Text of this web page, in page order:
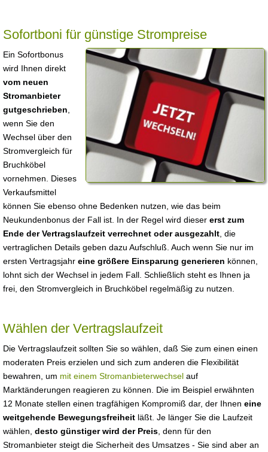
Sofortboni für günstige Strompreise
Ein Sofortbonus
wird Ihnen direkt
vom neuen
Stromanbieter
gutgeschrieben
wenn Sie den
Wechsel über den
Stromvergleich für
Bruchköbel
vornehmen. Dieses
Verkaufsmittel
können Sie ebenso ohne Bedenken nutzen, wie das beim
Neukundenbonus der Fall ist. In der Regel wird dieser erst zum
Ende der Vertragslaufzeit verrechnet oder ausgezahlt , die
vertraglichen Details geben dazu Aufschluß. Auch wenn Sie nur im
ersten Vertragsjahr eine größere Einsparung generieren können,
lohnt sich der Wechsel in jedem Fall. Schließlich steht es Ihnen ja
frei, den Stromvergleich in Bruchköbel regelmäßig zu nutzen.
Wählen der Vertragslaufzeit
Die Vertragslaufzeit sollten Sie so wählen, daß Sie zum einen einen
moderaten Preis erzielen und sich zum anderen die Flexibilität
bewahren, um mit einem Stromanbieterwechsel auf
Marktänderungen reagieren zu können. Die im Beispiel erwähnten
12 Monate stellen einen tragfähigen Kompromiß dar, der Ihnen eine
weitgehende Bewegungsfreiheit läßt. Je länger Sie die Laufzeit
wählen, desto günstiger wird der Preis , denn für den
Stromanbieter steigt die Sicherheit des Umsatzes - Sie sind aber an